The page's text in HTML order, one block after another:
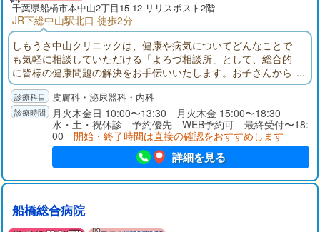
千葉県船橋市本中山2丁目15-12 リリスポスト2階
JR下総中山駅北口 徒歩2分
しもうさ中山クリニックは、健康や病気についてどんなことで
も気軽に相談していただける「よろづ相談所」として、総合的
に皆様の健康問題の解決をお手伝いいたします。お子さんから
ご年配の方まで、当「健康よろづ相談所」に、気になる症状、
お薬や検査結果のことなど、相談しにいらしてください。
皮膚科・泌尿器科・内科
月火木金日 10:00〜13:30 月火木金 15:00〜18:30
水・土・祝休診 予約優先 WEB予約可 最終受付〜18:
00 開始・終了時間は直接の確認をおすすめします
詳細を見る
船橋総合病院